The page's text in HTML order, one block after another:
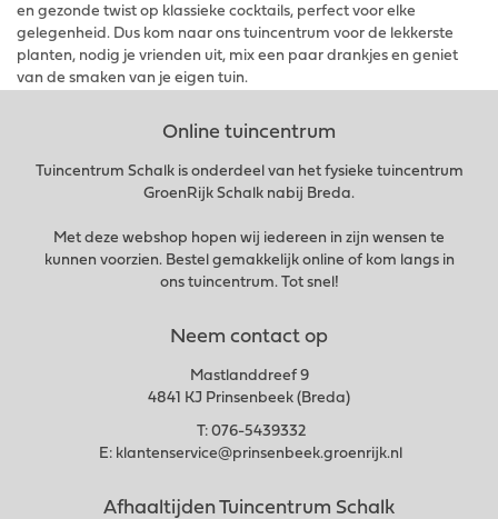
en gezonde twist op klassieke cocktails, perfect voor elke
gelegenheid. Dus kom naar ons tuincentrum voor de lekkerste
planten, nodig je vrienden uit, mix een paar drankjes en geniet
van de smaken van je eigen tuin.
Online tuincentrum
Tuincentrum Schalk is onderdeel van het fysieke tuincentrum
GroenRijk Schalk nabij Breda.
Met deze webshop hopen wij iedereen in zijn wensen te
kunnen voorzien. Bestel gemakkelijk online of kom langs in
ons tuincentrum. Tot snel!
Neem contact op
Mastlanddreef 9
4841 KJ Prinsenbeek (Breda)
T: 076-5439332
E: klantenservice@prinsenbeek.groenrijk.nl
Afhaaltijden Tuincentrum Schalk